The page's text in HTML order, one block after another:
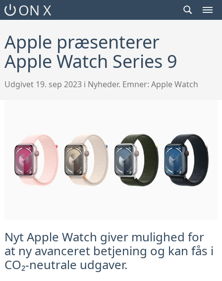
ON X
TOGGLE
Apple præsenterer
Apple Watch Series 9
Udgivet 19. sep 2023 i Nyheder. Emner: Apple Watch
Nyt Apple Watch giver mulighed for
at ny avanceret betjening og kan fås i
CO₂-neutrale udgaver.